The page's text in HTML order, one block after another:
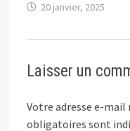
20 janvier, 2025
Laisser un
Votre adresse e-mail
obligatoires sont